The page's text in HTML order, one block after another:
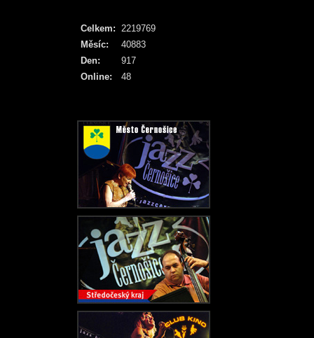
Online: 48
Celkem: 2219769
Měsíc:
40883
Den:
917